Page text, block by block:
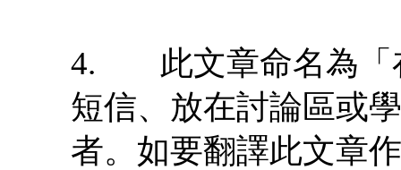
4. 此文章命名為「在
短信、放在討論區或
者。如要翻譯此文章